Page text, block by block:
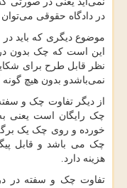
در دادگاه حقوقی
موضوع دیگری که باید
این است که چک بدون
نظر قابل طرح برای
نمی‌باشدو بدون هیچ گونه
از دیگر تفاوت چک و
چک رایگان است یعنی
خورده و روی چک یک
چک می باشد و قابل
هزینه دارد.
تفاوت چک و سفته در